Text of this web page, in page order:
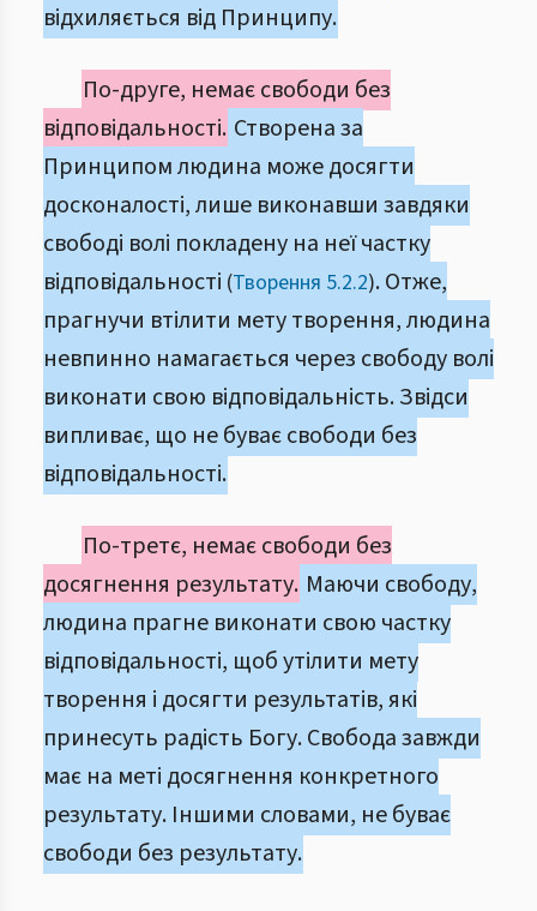
відхиляється від Принципу.
По-друге, немає свободи без
відповідальності. Створена за
Принципом людина може досягти
досконалості, лише виконавши завдяки
свободі волі покладену на неї частку
відповідальності (Творення 5.2.2). Отже,
прагнучи втілити мету творення, людина
невпинно намагається через свободу волі
виконати свою відповідальність. Звідси
випливає, що не буває свободи без
відповідальності.
По-третє, немає свободи без
досягнення результату. Маючи свободу,
людина прагне виконати свою частку
відповідальності, щоб утілити мету
творення і досягти результатів, які
принесуть радість Богу. Свобода завжди
має на меті досягнення конкретного
результату. Іншими словами, не буває
свободи без результату.